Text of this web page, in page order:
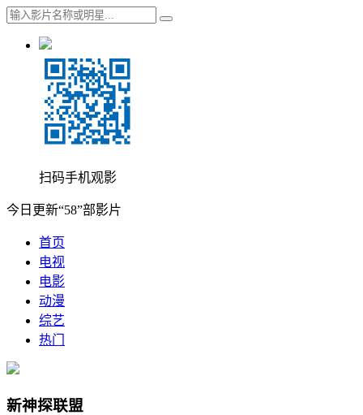
扫码手机观影
今日更新“58”部影片
首页
电视
电影
动漫
综艺
热门
新神探联盟